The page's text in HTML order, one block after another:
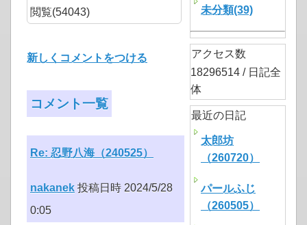
閲覧(54043)
新しくコメントをつける
コメント一覧
Re: 忍野八海（240525）
nakanek 投稿日時 2024/5/28
0:05
未分類(39)
アクセス数
18296514 / 日記全
体
最近の日記
太郎坊
（260720）
パールふじ
（260505）